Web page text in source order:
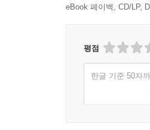
eBook 페이백, CD/LP,
평점
한글 기준 50자